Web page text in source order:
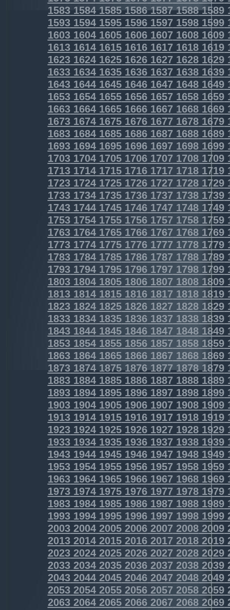
1583158415851586158715881589
1593159415951596159715981599
1603160416051606160716081609
1613161416151616161716181619
1623162416251626162716281629
1633163416351636163716381639
1643164416451646164716481649
1653165416551656165716581659
1663166416651666166716681669
1673167416751676167716781679
1683168416851686168716881689
1693169416951696169716981699
1703170417051706170717081709
1713171417151716171717181719
17231724172517261727 17281729
17331734173517361737 17381739
17431744174517461747 17481749
17531754175517561757 17581759
17631764176517661767 17681769
17731774177517761777 17781779
17831784178517861787 17881789
17931794179517961797 17981799
18031804180518061807 18081809
18131814181518161817 18181819
18231824182518261827 18281829
18331834183518361837 18381839
18431844184518461847 18481849
18531854185518561857 18581859
18631864186518661867 18681869
1873187418751876187718781879
1883188418851886188718881889
1893189418951896189718981899
1903190419051906190719081909
1913191419151916191719181919
1923192419251926192719281929
1933193419351936193719381939
1943194419451946194719481949
1953195419551956195719581959
1963196419651966196719681969
1973197419751976197719781979
1983198419851986198719881989
1993199419951996199719981999
20032004200520062007 20082009
20132014201520162017 20182019
20232024202520262027 20282029
20332034203520362037 20382039
20432044204520462047 20482049
20532054205520562057 20582059
20632064206520662067 20682069